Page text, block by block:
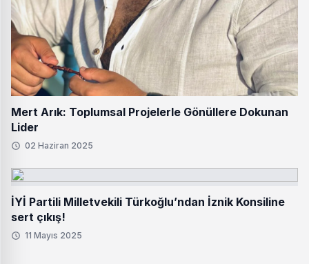
Mert Arık: Toplumsal Projelerle Gönüllere Dokunan
Lider
02 Haziran 2025
İYİ Partili Milletvekili Türkoğlu’ndan İznik Konsiline
sert çıkış!
11 Mayıs 2025